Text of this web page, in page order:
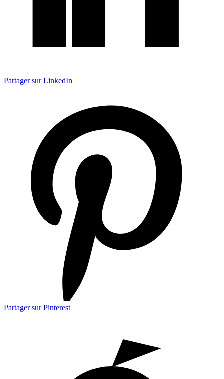
Partager sur LinkedIn
Partager sur Pinterest